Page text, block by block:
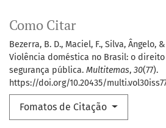
Como Citar
Bezerra, B. D., Maciel, F., Silva, Ângelo,
Violência doméstica no Brasil: o
segurança pública. Multitemas, 30(77).
https://doi.org/10.20435/
Fomatos de Citação